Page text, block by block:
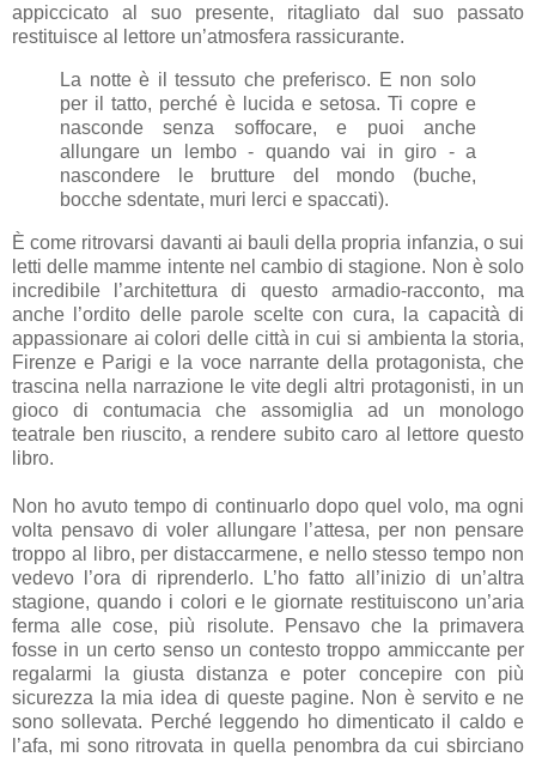
appiccicato al suo presente, ritagliato dal suo passato
restituisce al lettore un’atmosfera rassicurante.
La notte è il tessuto che preferisco. E non solo
per il tatto, perché è lucida e setosa. Ti copre e
nasconde senza soffocare, e puoi anche
allungare un lembo - quando vai in giro - a
nascondere le brutture del mondo (buche,
bocche sdentate, muri lerci e spaccati).
È come ritrovarsi davanti ai bauli della propria infanzia, o sui
letti delle mamme intente nel cambio di stagione. Non è solo
incredibile l’architettura di questo armadio-racconto, ma
anche l’ordito delle parole scelte con cura, la capacità di
appassionare ai colori delle città in cui si ambienta la storia,
Firenze e Parigi e la voce narrante della protagonista, che
trascina nella narrazione le vite degli altri protagonisti, in un
gioco di contumacia che assomiglia ad un monologo
teatrale ben riuscito, a rendere subito caro al lettore questo
libro.
Non ho avuto tempo di continuarlo dopo quel volo, ma ogni
volta pensavo di voler allungare l’attesa, per non pensare
troppo al libro, per distaccarmene, e nello stesso tempo non
vedevo l’ora di riprenderlo. L’ho fatto all’inizio di un’altra
stagione, quando i colori e le giornate restituiscono un’aria
ferma alle cose, più risolute. Pensavo che la primavera
fosse in un certo senso un contesto troppo ammiccante per
regalarmi la giusta distanza e poter concepire con più
sicurezza la mia idea di queste pagine. Non è servito e ne
sono sollevata. Perché leggendo ho dimenticato il caldo e
l’afa, mi sono ritrovata in quella penombra da cui sbirciano